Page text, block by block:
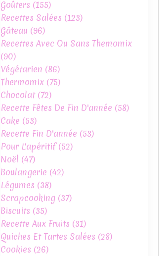
Goûters (155)
Recettes Salées (123)
Gâteau (96)
Recettes Avec Ou Sans Themomix
(90)
Végétarien (86)
Thermomix (75)
Chocolat(72)
Recette Fêtes De Fin D'année (58)
Cake (53)
Recette Fin D'année (53)
Pour L'apéritif(52)
Noël (47)
Boulangerie (42)
Légumes (38)
Scrapcooking (37)
Biscuits (35)
Recette Aux Fruits (31)
Quiches Et Tartes Salées (28)
Cookies (26)